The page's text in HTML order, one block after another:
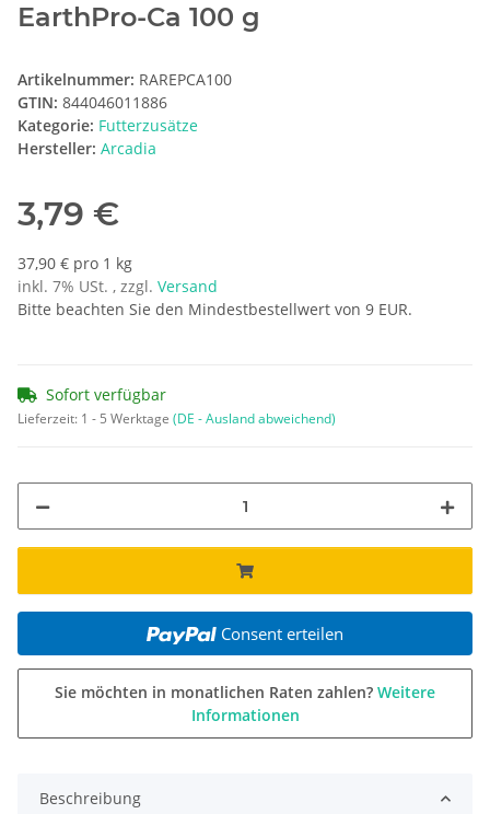
EarthPro-Ca 100 g
Artikelnummer: RAREPCA100
GTIN: 844046011886
Kategorie: Futterzusätze
Hersteller: Arcadia
3,79 €
37,90 € pro 1 kg
inkl. 7% USt. , zzgl. Versand
Bitte beachten Sie den Mindestbestellwert von 9 EUR.
Sofort verfügbar
Lieferzeit: 1 - 5 Werktage (DE - Ausland abweichend)
Consent erteilen
Sie möchten in monatlichen Raten zahlen? Weitere
Informationen
Beschreibung